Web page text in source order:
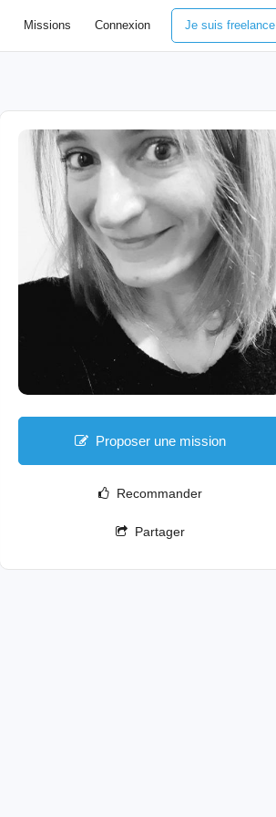
Missions Connexion Je suis freelance
Proposer une mission
Recommander
Partager